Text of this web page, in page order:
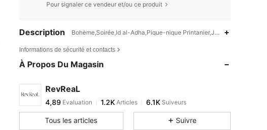
Pour signaler ce vendeur et/ou ce produit
Description Bohème,Soirée,Id al-Adha,Pique-nique Printanier,Jour de
Informations de sécurité et contacts
À Propos Du Magasin
RevReaL
4,89 1.2K
6.1K
4,89
1.2K
4,89
1.2K
4,89
Evaluation
t***dest en train de naviguer
4,89
Tous les articles Suivre